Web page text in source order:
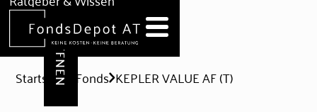
Hilfe & Formulare
DEPOT ERÖFFNEN
Startseite Fonds KEPLER VALUE AF (T)